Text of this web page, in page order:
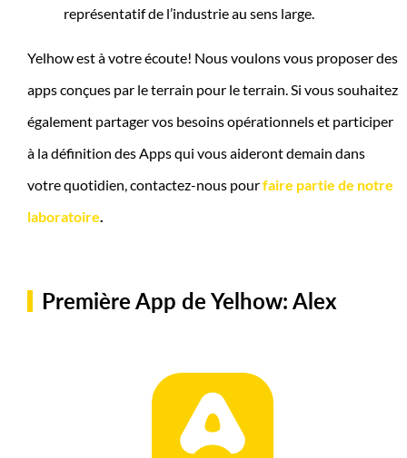
représentatif de l’industrie au sens large.
Yelhow est à votre écoute! Nous voulons vous proposer des
apps conçues par le terrain pour le terrain. Si vous souhaitez
également partager vos besoins opérationnels et participer
à la définition des Apps qui vous aideront demain dans
votre quotidien, contactez-nous pourfaire partie de notre
laboratoire.
Première App de Yelhow: Alex